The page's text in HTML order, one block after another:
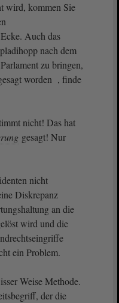
wird, kommen Sie
Auch das
nach dem
zu bringen,
worden , finde
nicht! Das hat
gesagt! Nur
nicht
Diskrepanz
an die
wird und die
ein Problem.
Weise Methode.
der die